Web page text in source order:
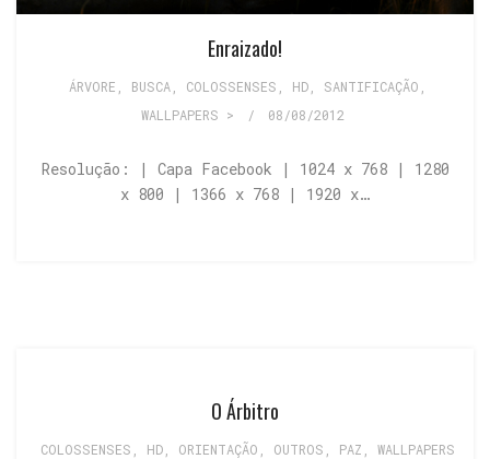
Enraizado!
ÁRVORE BUSCA COLOSSENSES HD SANTIFICAÇÃO
WALLPAPERS >
/ 08/08/2012
Resolução: | Capa Facebook | 1024 x 768 | 1280
x 800 | 1366 x 768 | 1920 x…
O Árbitro
COLOSSENSES HD ORIENTAÇÃO OUTROS PAZ
WALLPAPERS